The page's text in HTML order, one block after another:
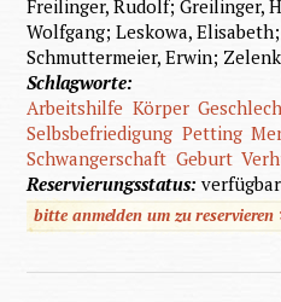
Freilinger, Rudolf; Greilinger,
Wolfgang; Leskowa,
Schmuttermeier, Erwin;
Schlagworte:
Arbeitshilfe Körper
Selbsbefriedigung Petting
Schwangerschaft Geburt
Reservierungsstatus:verfügbar
bitte anmelden um zu reservieren